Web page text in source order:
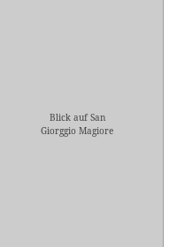
Blick auf San
Giorggio Magiore